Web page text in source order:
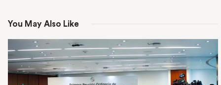
You May Also Like